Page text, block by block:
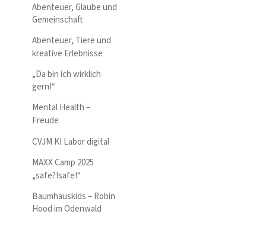
Abenteuer, Glaube und
Gemeinschaft
Abenteuer, Tiere und
kreative Erlebnisse
„Da bin ich wirklich
gern!“
Mental Health –
Freude
CVJM KI Labor digital
MAXX Camp 2025
„safe?!safe!“
Baumhauskids – Robin
Hood im Odenwald